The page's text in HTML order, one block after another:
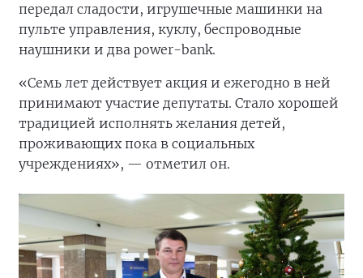
передал сладости, игрушечные машинки на
пульте управления, куклу, беспроводные
наушники и два power-bank.
«Семь лет действует акция и ежегодно в ней
принимают участие депутаты. Стало хорошей
традицией исполнять желания детей,
проживающих пока в социальных
учреждениях», — отметил он.